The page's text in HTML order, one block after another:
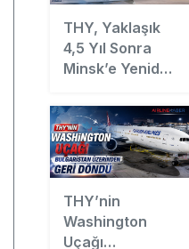
THY, Yaklaşık
4,5 Yıl Sonra
Minsk’e Yeniden
THY’nin
Washington
Uçağı